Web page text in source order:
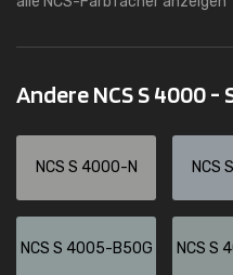
Andere NCS S 4000 -
NCS S 4000-N NCS
NCS S 4005-B50G NCS S